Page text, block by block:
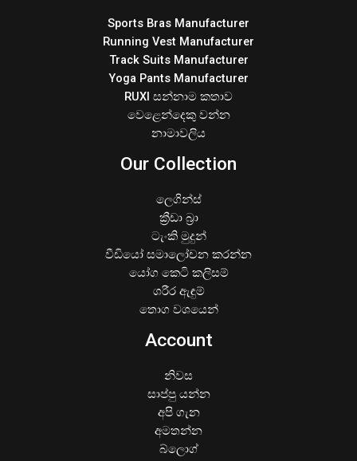
Sports Bras Manufacturer
Running Vest Manufacturer
Track Suits Manufacturer
Yoga Pants Manufacturer
RUXI සන්නාම කතාව
වෙළෙන්දෙකු වන්න
නාමාවලිය
Our Collection
ලෙගින්ස්
ක්‍රීඩා බ්‍රා
ටැංකි මුදුන්
වීඩියෝ සමාලෝචන කරන්න
යෝග කෙටි කලිසම්
ශරීර ඇඳුම්
තොග වශයෙන්
Account
නිවස
සාප්පු යන්න
අපි ගැන
අමතන්න
බ්ලොග්